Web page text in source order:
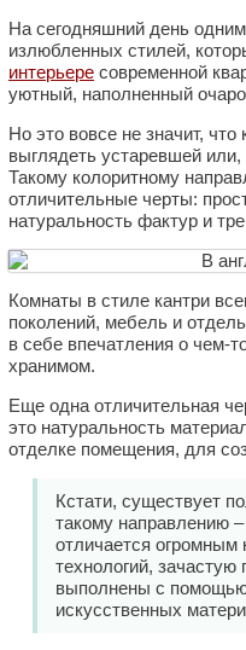
На сегодняшний день
излюбленных стилей,
интерьере современной
уютный, наполненный
Но это вовсе не значит,
выглядеть устаревшей
Такому колоритному
отличительные черты:
натуральность фактур и
Комнаты в стиле кантри
поколений, мебель и
в себе впечатления о чем-
хранимом.
Еще одна отличительная
это натуральность
отделке помещения, для
Кстати, существует
такому направлению –
отличается огромным
технологий,
выполнены с
искусственных